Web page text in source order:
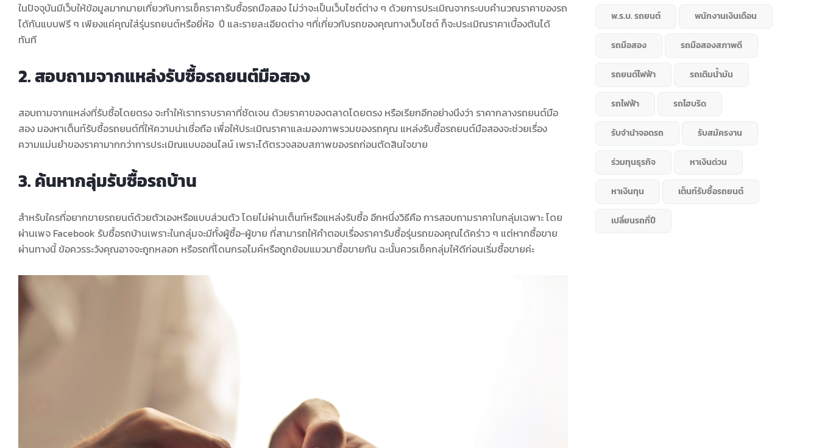
ในปัจจุบันมีเว็บให้ข้อมูลมากมายเกี่ยวกับการเช็คราคารับซื้อรถมือสอง ไม่ว่าจะเป็นเว็บไซต์ต่าง ๆ ด้วยการประเมิณจากระบบคำนวณราคาของรถ
ได้กันแบบฟรี ๆ เพียงแค่คุณใส่รุ่นรถยนต์หรือยี่ห้อ ปี และรายละเอียดต่าง ๆที่เกี่ยวกับรถของคุณทางเว็บไซต์ ก็จะประเมิณราคาเบื้องต้นได้
ทันที
2. สอบถามจากแหล่งรับซื้อรถยนต์มือสอง
สอบถามจากแหล่งที่รับซื้อโดยตรง จะทำให้เราทราบราคาที่ชัดเจน ด้วยราคาของตลาดโดยตรง หรือเรียกอีกอย่างนึงว่า ราคากลางรถยนต์มือ
สอง มองหาเต็นท์รับซื้อรถยนต์ที่ให้ความน่าเชื่อถือ เพื่อให้ประเมิณราคาและมองภาพรวมของรถคุณ แหล่งรับซื้อรถยนต์มือสองจะช่วยเรื่อง
ความแม่นยำของราคามากกว่าการประเมิณแบบออนไลน์ เพราะได้ตรวจสอบสภาพของรถก่อนตัดสินใจขาย
3. ค้นหากลุ่มรับซื้อรถบ้าน
สำหรับใครที่อยากขายรถยนต์ด้วยตัวเองหรือแบบส่วนตัว โดยไม่ผ่านเต็นท์หรือแหล่งรับซื้อ อีกหนึ่งวิธีคือ การสอบถามราคาในกลุ่มเฉพาะ โดย
ผ่านเพจ Facebook รับซื้อรถบ้านเพราะในกลุ่มจะมีทั้งผู้ซื้อ-ผู้ขาย ที่สามารถให้คำตอบเรื่องราคารับซื้อรุ่นรถของคุณได้คร่าว ๆ แต่หากซื้อขาย
ผ่านทางนี้ ข้อควรระวังคุณอาจจะถูกหลอก หรือรถที่โดนกรอไมค์หรือถูกย้อมแมวมาซื้อขายกัน ฉะนั้นควรเช็คกลุ่มให้ดีก่อนเริ่มซื้อขายค่ะ
พ.ร.บ. รถยนต์ พนักงานเงินเดือน
รถมือสอง รถมือสองสภาพดี
รถยนต์ไฟฟ้า รถเติมน้ำมัน
รถไฟฟ้า รถไฮบริด
รับจำนำจอดรถ รับสมัครงาน
ร่วมทุนธุรกิจ หาเงินด่วน
หาเงินทุน เต็นท์รับซื้อรถยนต์
เปลี่ยนรถกี่ปี